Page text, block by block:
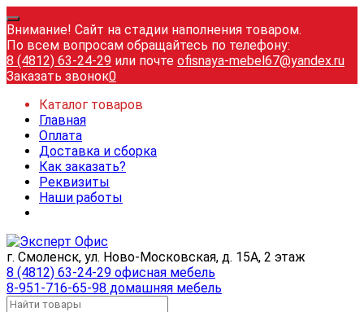
Внимание! Сайт на стадии наполнения товаром.
По всем вопросам обращайтесь по телефону:
8 (4812) 63-24-29 или почте ofisnaya-mebel67@yandex.ru
Заказать звонок0
Каталог товаров
Главная
Оплата
Доставка и сборка
Как заказать?
Реквизиты
Наши работы
г. Смоленск, ул. Ново-Московская, д. 15А, 2 этаж
8 (4812) 63-24-29 офисная мебель
8-951-716-65-98 домашняя мебель